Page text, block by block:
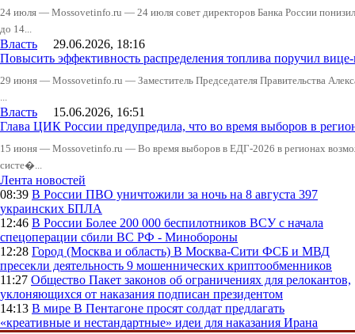
24 июля — Mossovetinfo.ru — 24 июля совет директоров Банка России
до 14...
Власть 29.06.2026, 18:16
Повысить эффективность распределения топлива поручил
29 июня — Mossovetinfo.ru — Заместитель Председателя Правительства
...
Власть 15.06.2026, 16:51
Глава ЦИК России предупредила, что во время выборов в
15 июня — Mossovetinfo.ru — Во время выборов в ЕДГ-2026 в регионах
систе�...
Лента новостей
08:39 В России ПВО уничтожили за ночь на 8 августа 397
украинских БПЛА
12:46 В России Более 200 000 беспилотников ВСУ с начала
спецоперации сбили ВС РФ - Минобороны
12:28 Город (Москва и область) В Москва-Сити ФСБ и МВД
пресекли деятельность 9 мошеннических криптообменников
11:27 Общество Пакет законов об ограничениях для релокантов,
уклоняющихся от наказания подписан президентом
14:13 В мире В Пентагоне просят солдат предлагать
«креативные и нестандартные» идеи для наказания Ирана